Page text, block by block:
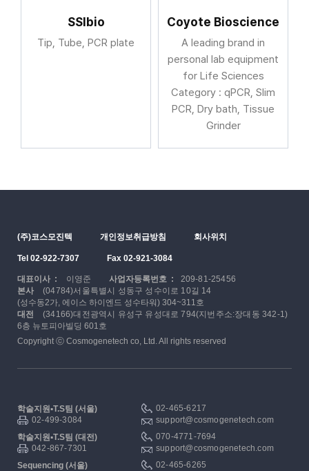
SSIbio
Tip, Tube, PCR plate
Coyote Bioscience
A leading brand in
personal lab equipment
for Life Sciences
Category : qPCR, Slim
PCR, Dry bath, Tissue
Grinder
(주)코스모진텍 개인정보취급방침 회사위치
Tel 02-922-7307 Fax 02-921-3084
대표이사 : 이영준 사업자등록번호 :
209-81-25456
본사
(04784)서울특별시 성동구 성수이로 10길 14
(성수동2가, 에이스 하이엔드 성수타워) 304~311호
대전
(34166)대전광역시 유성구 유성대로 794(지번주소:장대동 342-1)
6층 뉴토피아빌딩 601호
Copyright ⓒ Cosmogenetech co, Ltd. All rights reserved
학술지원▪T.S팀 (서울)
02-465-6217
02-499-3084
support@cosmogenetech.com
학술지원▪T.S팀 (대전)
070-4771-7694
042-867-7301
support@cosmogenetech.com
Sequencing (서울)
02-465-6265